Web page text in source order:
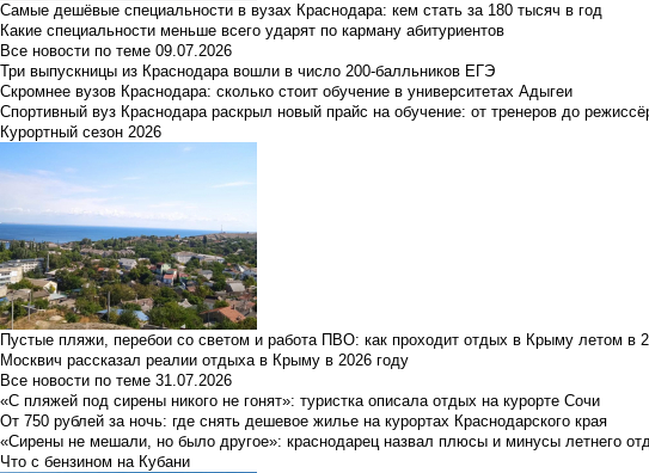
Самые дешёвые специальности в вузах Краснодара: кем стать за 180 тысяч в год
Какие специальности меньше всего ударят по карману абитуриентов
Все новости по теме 09.07.2026
Три выпускницы из Краснодара вошли в число 200-балльников ЕГЭ
Скромнее вузов Краснодара: сколько стоит обучение в университетах Адыгеи
Спортивный вуз Краснодара раскрыл новый прайс на обучение: от тренеров до
Курортный сезон 2026
Пустые пляжи, перебои со светом и работа ПВО: как проходит отдых в Крыму летом в
Москвич рассказал реалии отдыха в Крыму в 2026 году
Все новости по теме 31.07.2026
«С пляжей под сирены никого не гонят»: туристка описала отдых на курорте Сочи
От 750 рублей за ночь: где снять дешевое жилье на курортах Краснодарского края
«Сирены не мешали, но было другое»: краснодарец назвал плюсы и минусы летнего
Что с бензином на Кубани